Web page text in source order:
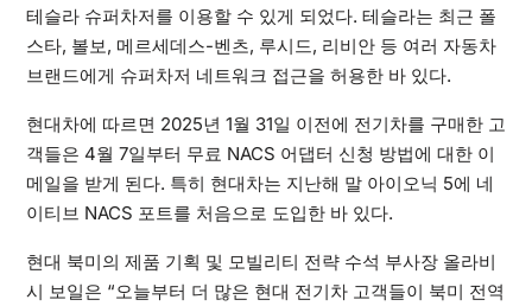
테슬라 슈퍼차저를 이용할 수 있게 되었다. 테슬라는 최근 폴
스타, 볼보, 메르세데스-벤츠, 루시드, 리비안 등 여러 자동차
브랜드에게 슈퍼차저 네트워크 접근을 허용한 바 있다.
현대차에 따르면 2025년 1월 31일 이전에 전기차를 구매한 고
객들은 4월 7일부터 무료 NACS 어댑터 신청 방법에 대한 이
메일을 받게 된다. 특히 현대차는 지난해 말 아이오닉 5에 네
이티브 NACS 포트를 처음으로 도입한 바 있다.
현대 북미의 제품 기획 및 모빌리티 전략 수석 부사장 올라비
시 보일은 “오늘부터 더 많은 현대 전기차 고객들이 북미 전역